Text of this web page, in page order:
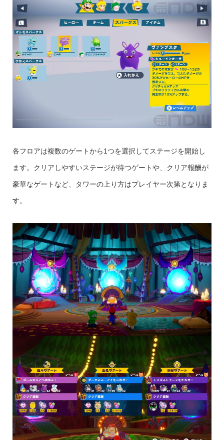
各フロアは複数のゲートから1つを選択してステージを開始し
ます。クリアしやすいステージが待つゲートや、クリア報酬が
豪華なゲートなど、タワーの上り方はプレイヤー次第となりま
す。